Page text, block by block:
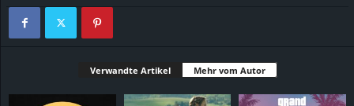
Verwandte Artikel Mehr vom Autor